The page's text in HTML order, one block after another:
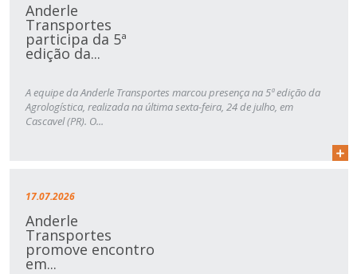
Anderle
Transportes
participa da 5ª
edição da...
A equipe da Anderle Transportes marcou presença na 5ª edição da
Agrologística, realizada na última sexta-feira, 24 de julho, em
Cascavel (PR). O...
17.07.2026
Anderle
Transportes
promove encontro
em...